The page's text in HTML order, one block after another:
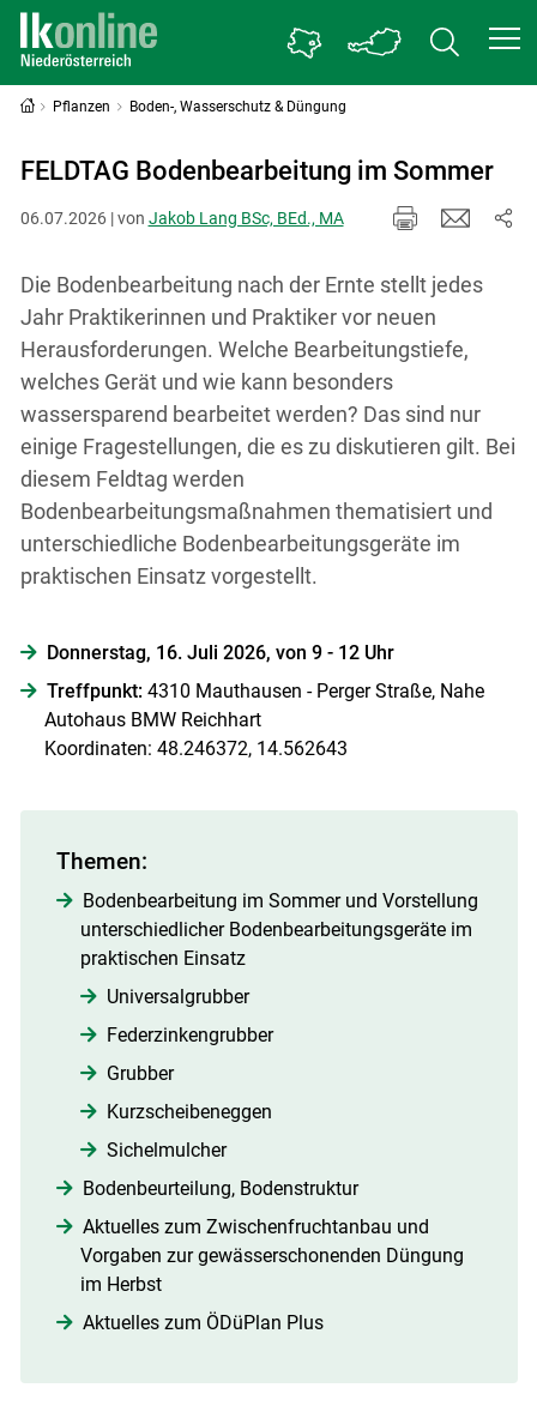
Skip to main content
Pflanzen Boden-, Wasserschutz & Düngung
FELDTAG Bodenbearbeitung im Sommer
06.07.2026 | von Jakob Lang BSc, BEd., MA
Die Bodenbearbeitung nach der Ernte stellt jedes
Jahr Praktikerinnen und Praktiker vor neuen
Herausforderungen. Welche Bearbeitungstiefe,
welches Gerät und wie kann besonders
wassersparend bearbeitet werden? Das sind nur
einige Fragestellungen, die es zu diskutieren gilt. Bei
diesem Feldtag werden
Bodenbearbeitungsmaßnahmen thematisiert und
unterschiedliche Bodenbearbeitungsgeräte im
praktischen Einsatz vorgestellt.
Donnerstag, 16. Juli 2026, von 9 - 12 Uhr
Treffpunkt:4310 Mauthausen - Perger Straße, Nahe
Autohaus BMW Reichhart
Koordinaten: 48.246372, 14.562643
Themen:
Bodenbearbeitung im Sommer und Vorstellung
unterschiedlicher Bodenbearbeitungsgeräte im
praktischen Einsatz
Universalgrubber
Federzinkengrubber
Grubber
Kurzscheibeneggen
Sichelmulcher
Bodenbeurteilung, Bodenstruktur
Aktuelles zum Zwischenfruchtanbau und
Vorgaben zur gewässerschonenden Düngung
im Herbst
Aktuelles zum ÖDüPlan Plus